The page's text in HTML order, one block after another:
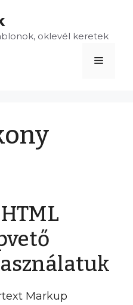
oklevél keretek
Menü
Markup